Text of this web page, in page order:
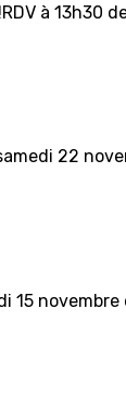
à 13h30
22
15